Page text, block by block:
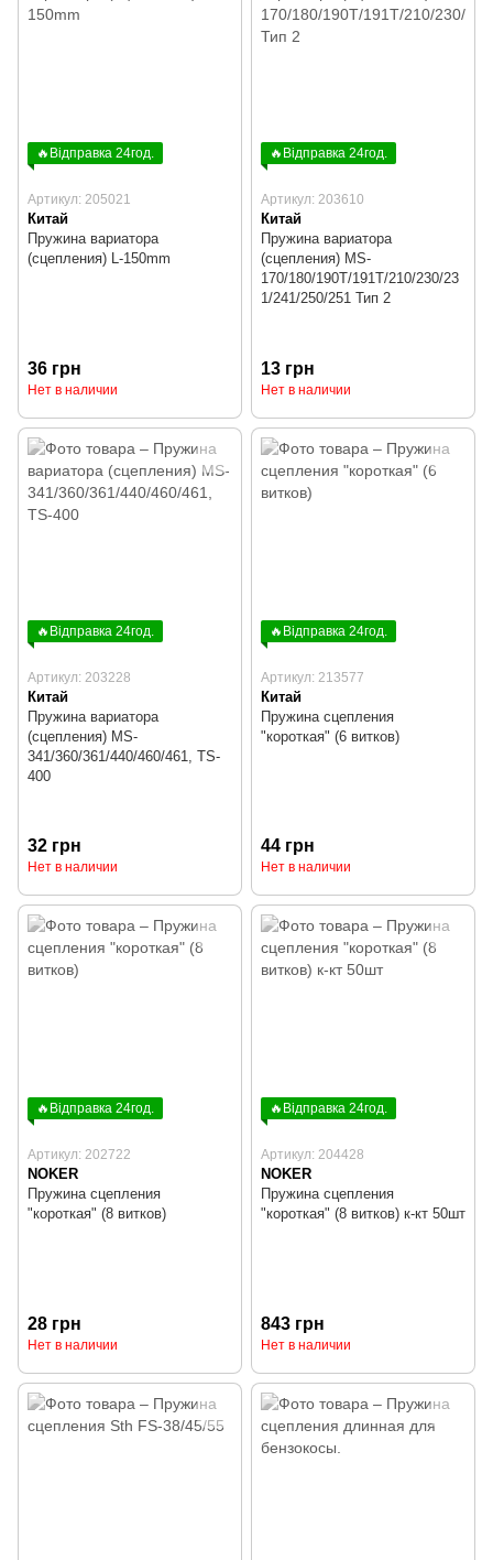
🔥Відправка 24год.
Артикул: 205021
Китай
Пружина вариатора
(сцепления) L-150mm
36 грн
Нет в наличии
🔥Відправка 24год.
Артикул: 203610
Китай
Пружина вариатора
(сцепления) MS-
170/180/190T/191T/210/230/23
1/241/250/251 Тип 2
13 грн
Нет в наличии
🔥Відправка 24год.
Артикул: 203228
Китай
Пружина вариатора
(сцепления) MS-
341/360/361/440/460/461, TS-
400
32 грн
Нет в наличии
🔥Відправка 24год.
Артикул: 213577
Китай
Пружина сцепления
"короткая" (6 витков)
44 грн
Нет в наличии
🔥Відправка 24год.
Артикул: 202722
NOKER
Пружина сцепления
"короткая" (8 витков)
28 грн
Нет в наличии
🔥Відправка 24год.
Артикул: 204428
NOKER
Пружина сцепления
"короткая" (8 витков) к-кт 50шт
843 грн
Нет в наличии